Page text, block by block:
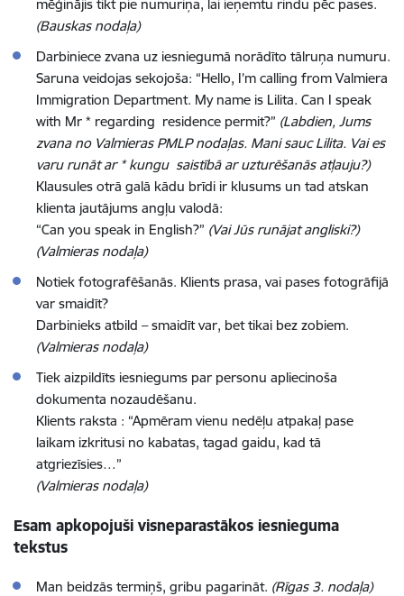
mēģinājis tikt pie numuriņa, lai ieņemtu rindu pēc pases.
(Bauskas nodaļa)
Darbiniece zvana uz iesniegumā norādīto tālruņa numuru.
Saruna veidojas sekojoša: “Hello, I’m calling from Valmiera
Immigration Department. My name is Lilita. Can I speak
with Mr * regarding residence permit?” (Labdien, Jums
zvana no Valmieras PMLP nodaļas. Mani sauc Lilita. Vai es
varu runāt ar * kungu saistībā ar uzturēšanās atļauju?)
Klausules otrā galā kādu brīdi ir klusums un tad atskan
klienta jautājums angļu valodā:
“Can you speak in English?” (Vai Jūs runājat angliski?)
(Valmieras nodaļa)
Notiek fotografēšanās. Klients prasa, vai pases fotogrāfijā
var smaidīt?
Darbinieks atbild – smaidīt var, bet tikai bez zobiem.
(Valmieras nodaļa)
Tiek aizpildīts iesniegums par personu apliecinoša
dokumenta nozaudēšanu.
Klients raksta : “Apmēram vienu nedēļu atpakaļ pase
laikam izkritusi no kabatas, tagad gaidu, kad tā
atgriezīsies…”
(Valmieras nodaļa)
Esam apkopojuši visneparastākos iesnieguma
tekstus
Man beidzās termiņš, gribu pagarināt. (Rīgas 3. nodaļa)